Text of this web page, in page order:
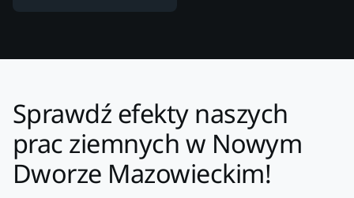
Sprawdź efekty naszych
prac ziemnych w Nowym
Dworze Mazowieckim!